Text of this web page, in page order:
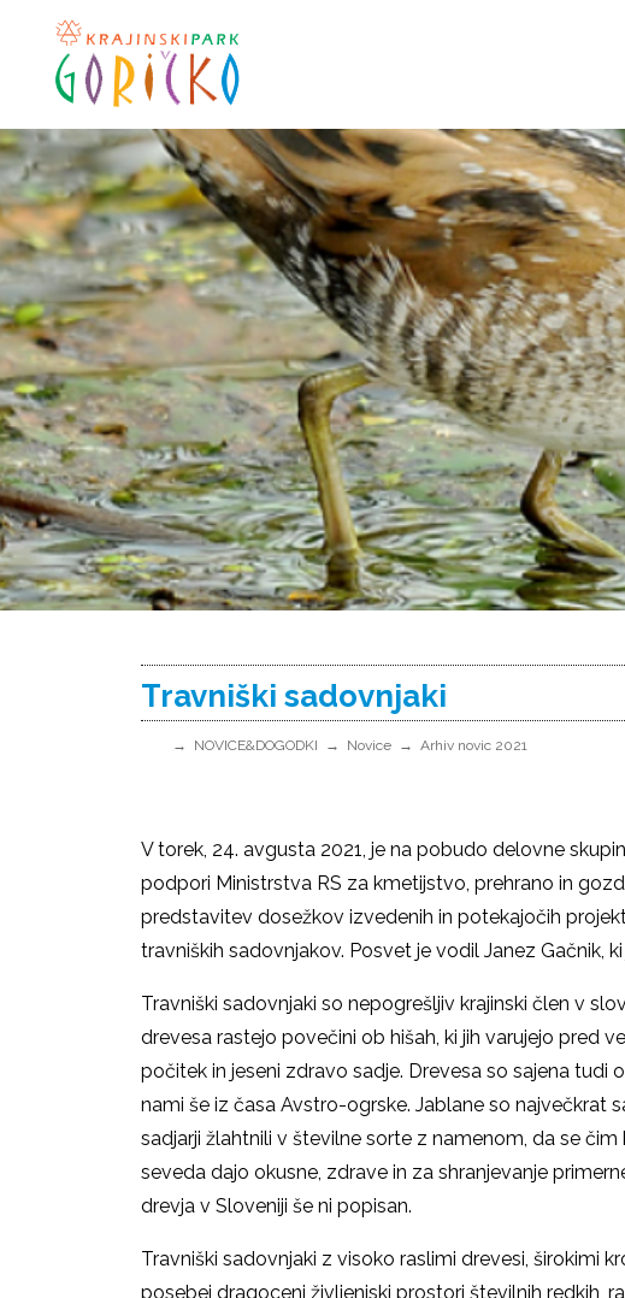
Travniški sadovnjaki
NOVICE&DOGODKI Novice Arhiv novic 2021
V torek, 24. avgusta 2021, je na pobudo delovne
podpori Ministrstva RS za kmetijstvo, prehrano in
predstavitev dosežkov izvedenih in potekajočih
travniških sadovnjakov. Posvet je vodil Janez Gačnik,
Travniški sadovnjaki so nepogrešljiv krajinski člen v
drevesa rastejo povečini ob hišah, ki jih varujejo pred
počitek in jeseni zdravo sadje. Drevesa so sajena tudi
nami še iz časa Avstro-ogrske. Jablane so največkrat
sadjarji žlahtnili v številne sorte z namenom, da se
seveda dajo okusne, zdrave in za shranjevanje
drevja v Sloveniji še ni popisan.
Travniški sadovnjaki z visoko raslimi drevesi, širokimi
posebej dragoceni življenjski prostori številnih redkih,